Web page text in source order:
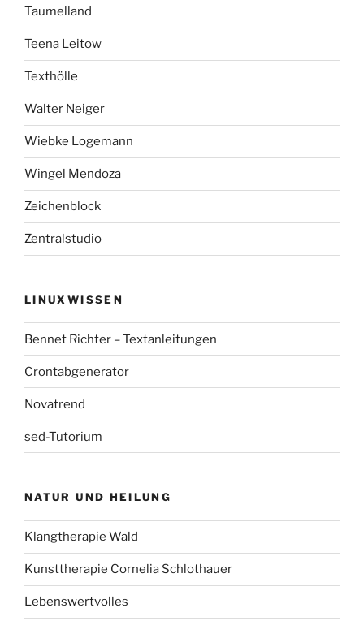
Taumelland
Teena Leitow
Texthölle
Walter Neiger
Wiebke Logemann
Wingel Mendoza
Zeichenblock
Zentralstudio
LINUXWISSEN
Bennet Richter – Textanleitungen
Crontabgenerator
Novatrend
sed-Tutorium
NATUR UND HEILUNG
Klangtherapie Wald
Kunsttherapie Cornelia Schlothauer
Lebenswertvolles